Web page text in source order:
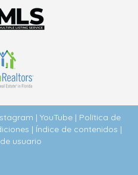
| YouTube| Política de
| Índice de contenidos |
usuario